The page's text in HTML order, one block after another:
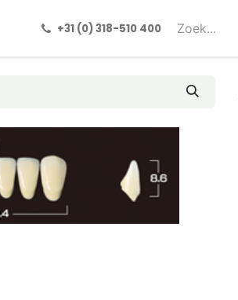
Formulieren
+31 (0) 318-510 400​​